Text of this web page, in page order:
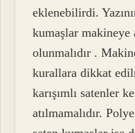
eklenebilirdi.
kumaşlar
olunmalıdır .
kurallara dikkat
karışımlı satenler
atılmamalıdır.